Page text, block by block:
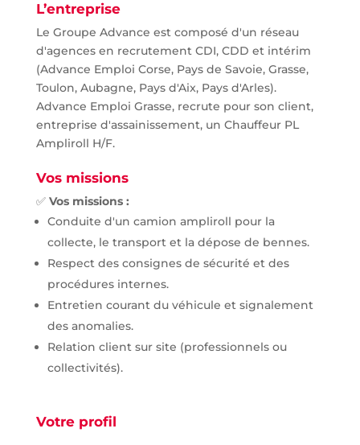
L’entreprise
Le Groupe Advance est composé d'un réseau
d'agences en recrutement CDI, CDD et intérim
(Advance Emploi Corse, Pays de Savoie, Grasse,
Toulon, Aubagne, Pays d'Aix, Pays d'Arles).
Advance Emploi Grasse, recrute pour son client,
entreprise d'assainissement, un Chauffeur PL
Ampliroll H/F.
Vos missions
✅ Vos missions :
Conduite d'un camion ampliroll pour la
collecte, le transport et la dépose de bennes.
Respect des consignes de sécurité et des
procédures internes.
Entretien courant du véhicule et signalement
des anomalies.
Relation client sur site (professionnels ou
collectivités).
Votre profil